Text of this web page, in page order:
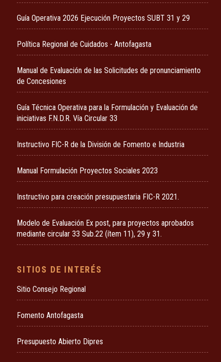
Guía Operativa 2026 Ejecución Proyectos SUBT 31 y 29
Política Regional de Cuidados - Antofagasta
Manual de Evaluación de las Solicitudes de pronunciamiento
de Concesiones
Guía Técnica Operativa para la Formulación y Evaluación de
iniciativas F.N.D.R. Vía Circular 33
Instructivo FIC-R de la División de Fomento e Industria
Manual Formulación Proyectos Sociales 2023
Instructivo para creación presupuestaria FIC-R 2021.
Modelo de Evaluación Ex post, para proyectos aprobados
mediante circular 33 Sub.22 (ítem 11), 29 y 31.
SITIOS DE INTERÉS
Sitio Consejo Regional
Fomento Antofagasta
Presupuesto Abierto Dipres